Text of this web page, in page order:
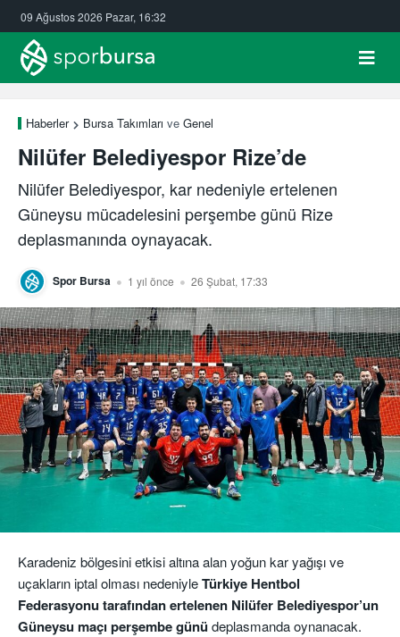
09 Ağustos 2026 Pazar, 16:32
Haberler Bursa Takımları ve Genel
Nilüfer Belediyespor Rize’de
Nilüfer Belediyespor, kar nedeniyle ertelenen
Güneysu mücadelesini perşembe günü Rize
deplasmanında oynayacak.
Spor Bursa 1 yıl önce 26 Şubat, 17:33
Karadeniz bölgesini etkisi altına alan yoğun kar yağışı ve
uçakların iptal olması nedeniyleTürkiye Hentbol
Federasyonu tarafından ertelenen Nilüfer Belediyespor’un
Güneysu maçı perşembe günüdeplasmanda oynanacak.